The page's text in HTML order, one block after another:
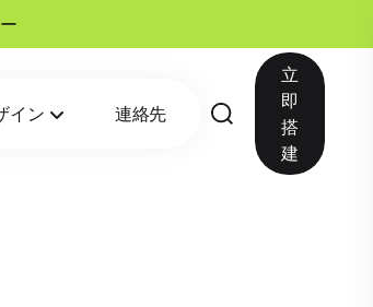
イン 連絡先
立
即
搭
建